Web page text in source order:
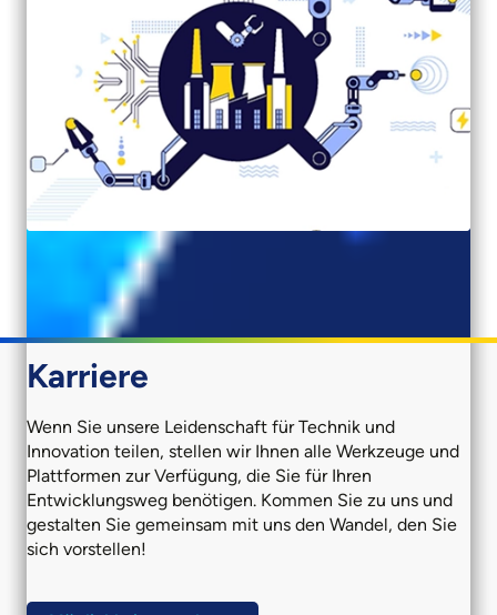
Karriere
Wenn Sie unsere Leidenschaft für Technik und
Innovation teilen, stellen wir Ihnen alle Werkzeuge und
Plattformen zur Verfügung, die Sie für Ihren
Entwicklungsweg benötigen. Kommen Sie zu uns und
gestalten Sie gemeinsam mit uns den Wandel, den Sie
sich vorstellen!